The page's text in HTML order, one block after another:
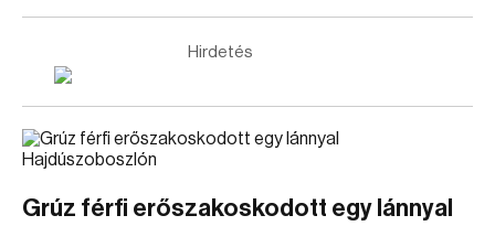
Hirdetés
Grúz férfi erőszakoskodott egy lánnyal